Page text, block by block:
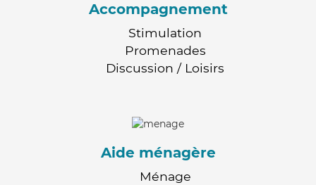
Accompagnement
Stimulation
Promenades
Discussion / Loisirs
Aide ménagère
Ménage